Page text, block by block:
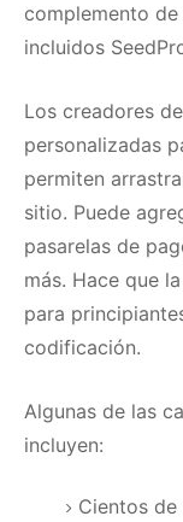
complemento
incluidos
Los creadores
personalizadas
permiten
sitio. Puede
pasarelas de
más. Hace que
para
codificación.
Algunas de las
incluyen:
Cientos